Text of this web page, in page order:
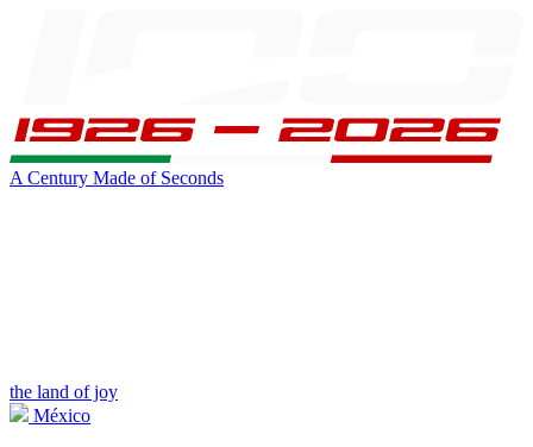
A Century Made of Seconds
the land of joy
México